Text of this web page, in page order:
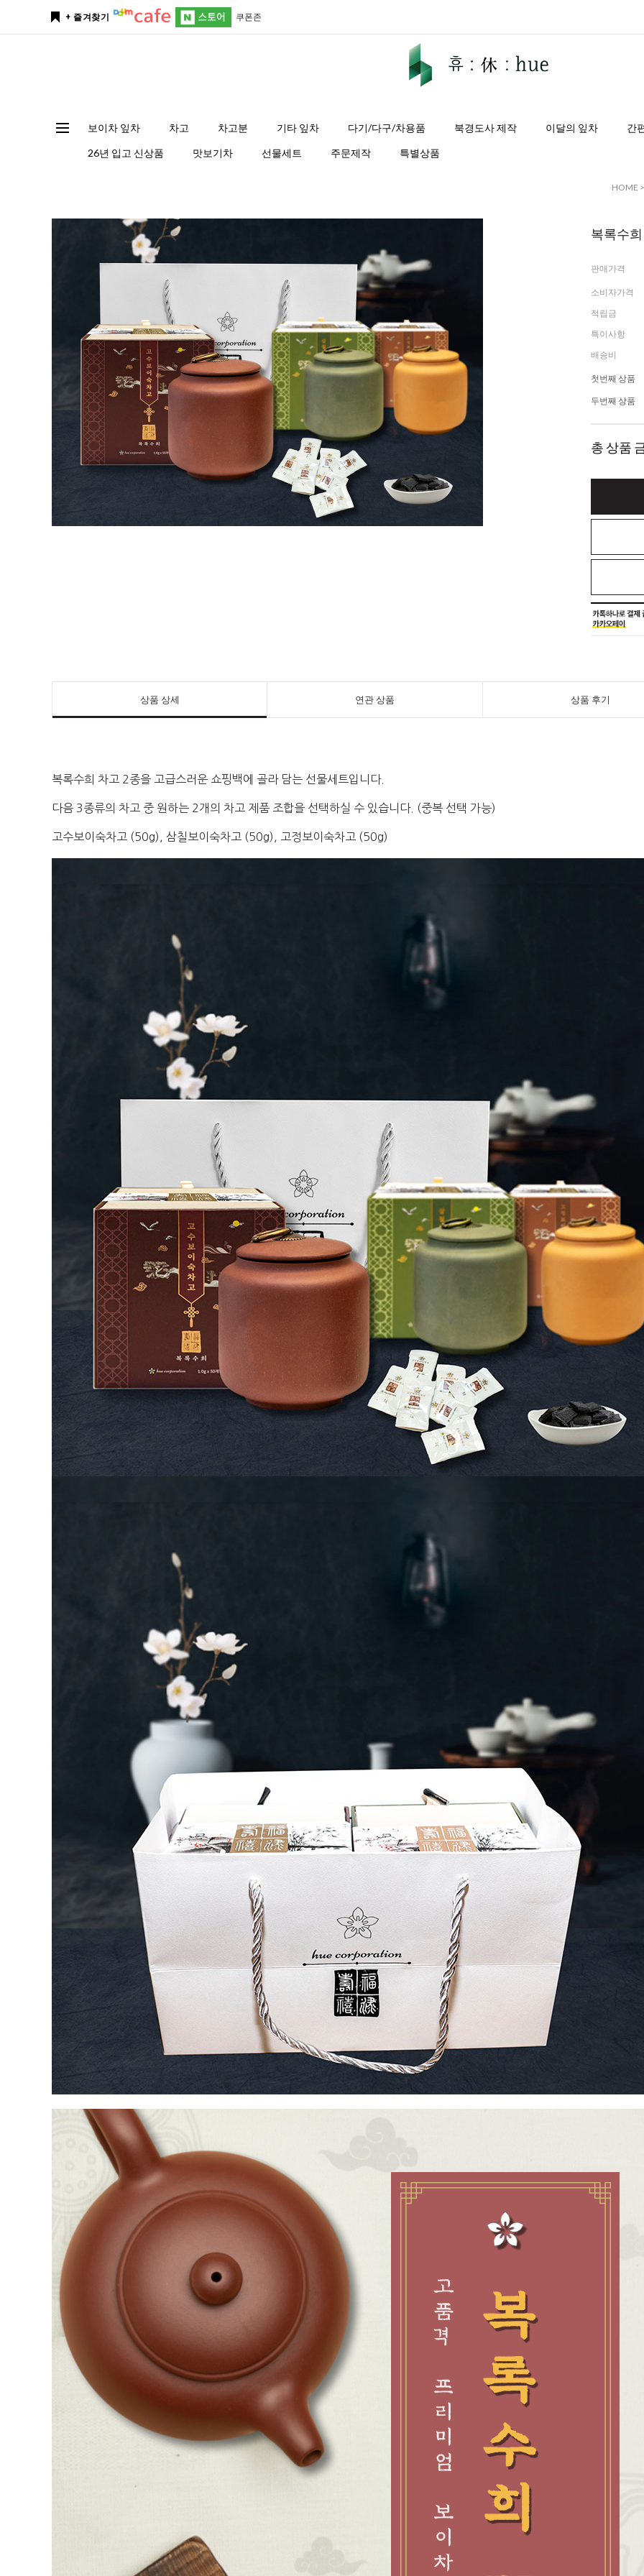
+ 즐겨찾기 쿠폰존
보이차 잎차 차고 차고분 기타 잎차 다기/다구/차용품 북경도사 제작 이달의 잎차 간
26년 입고 신상품 맛보기차 선물세트 주문제작 특별상품
HOME >
복록수
판매가격
소비자가격
적립금
특이사항
배송비
첫번째 상품
두번째 상품
총 상품
상품 상세 연관 상품 상품 후기
복록수희 차고 2종을 고급스러운 쇼핑백에 골라 담는 선물세트입니다.
다음 3종류의 차고 중 원하는 2개의 차고 제품 조합을 선택하실 수 있습니다. (중복 선택 가능)
고수보이숙차고 (50g), 삼칠보이숙차고 (50g), 고정보이숙차고 (50g)